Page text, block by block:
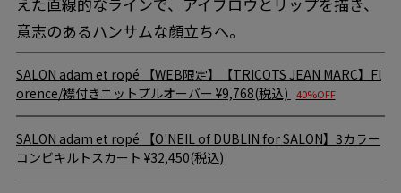
意志のあるハンサムな顔立ちへ。
SALON adam et ropé
【WEB限定】【TRICOTS JEAN MARC】Fl
orence/襟付きニットプルオーバー ¥9,768(税込) 40%OFF
SALON adam et ropé
【O'NEIL of DUBLIN for SALON】3カラー
コンビキルトスカート ¥32,450(税込)